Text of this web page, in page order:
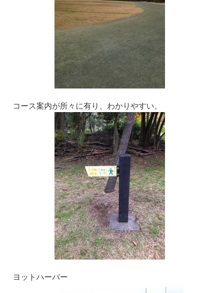
コース案内が所々に有り、わかりやすい。
ヨットハーバー